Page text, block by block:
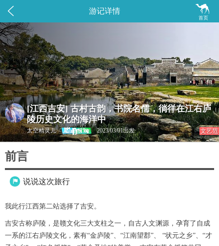
 
首页
游记详情
[江西吉安] 古村古韵，书院名儒，徜徉在江右庐
陵历史文化的海洋中
太空精灵儿 2023/03/01出发 文艺范
前言
 说说这次旅行
我此行江西第二站选择了吉安。
吉安古称庐陵，是赣文化三大支柱之一，自古人文渊源，孕育了自成
一系的江右庐陵文化，素有“金庐陵”、“江南望郡”、 “状元之乡”、“才